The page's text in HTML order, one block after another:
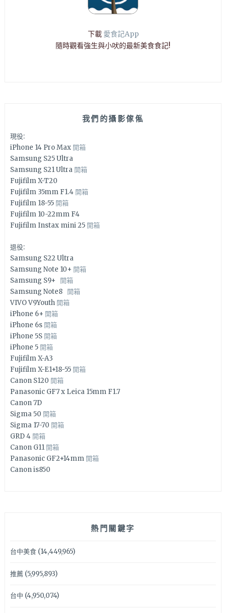
下載 愛食記App
隨時觀看強生與小吠的最新美食食記!
我們的攝影傢俬
現役:
iPhone 14 Pro Max 開箱
Samsung S25 Ultra
Samsung S21 Ultra 開箱
Fujifilm X-T20
Fujifilm 35mm F1.4 開箱
Fujifilm 18-55 開箱
Fujifilm 10-22mm F4
Fujifilm Instax mini 25 開箱
退役:
Samsung S22 Ultra
Samsung Note 10+ 開箱
Samsung S9+ 開箱
Samsung Note8 開箱
VIVO V9Youth 開箱
iPhone 6+ 開箱
iPhone 6s 開箱
iPhone 5S 開箱
iPhone 5 開箱
Fujifilm X-A3
Fujifilm X-E1+18-55 開箱
Canon S120 開箱
Panasonic GF7 x Leica 15mm F1.7
Canon 7D
Sigma 50 開箱
Sigma 17-70 開箱
GRD 4 開箱
Canon G11 開箱
Panasonic GF2+14mm 開箱
Canon is850
熱門關鍵字
台中美食(14,449,965)
推薦(5,995,893)
台中 (4,950,074)